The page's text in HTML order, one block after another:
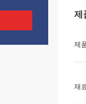
제
제
재